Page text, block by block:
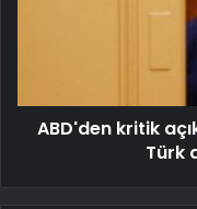
ABD'den kritik
Türk